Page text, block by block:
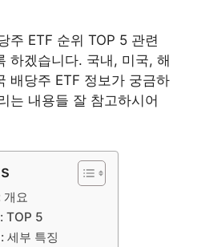
주 ETF 순위 TOP 5 관련
하겠습니다. 국내, 미국, 해
배당주 ETF 정보가 궁금하
는 내용들 잘 참고하시어
개요
TOP 5
세부 특징